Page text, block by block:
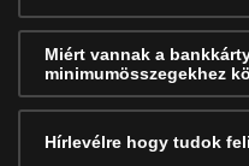
Miért vannak a
minimumösszegekhez
Hírlevélre hogy tudok